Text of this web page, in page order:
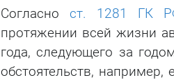
Согласно ст. 1281 ГК
протяжении всей жизни
года, следующего за
обстоятельств,